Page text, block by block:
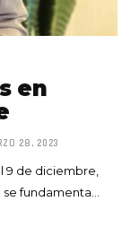
en
28, 2023
9 de diciembre,
se fundamenta…